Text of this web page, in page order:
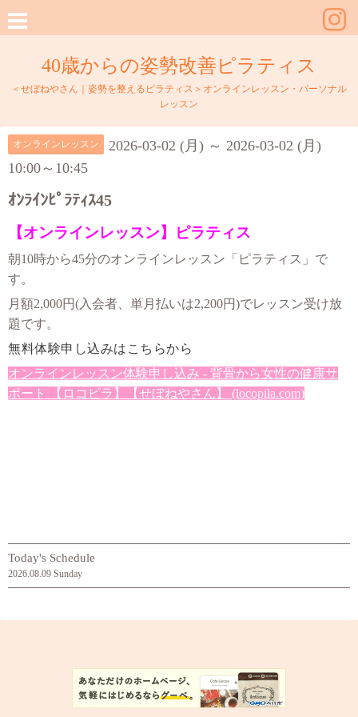
40歳からの姿勢改善ピラティス
＜せぼねやさん｜姿勢を整えるピラティス＞オンラインレッスン・パーソナル
レッスン
オンラインレッスン
2026-03-02 (月) ～ 2026-03-02 (月)
10:00～10:45
ｵﾝﾗｲﾝﾋﾟﾗﾃｨｽ45
【オンラインレッスン】ピラティス
朝10時から45分のオンラインレッスン「ピラティス」で
す。
月額2,000円(入会者、単月払いは2,200円)でレッスン受け放
題です。
無料体験申し込みはこちらから
オンラインレッスン体験申し込み - 背骨から女性の健康サ
ポート 【ロコピラ】【せぼねやさん】 (locopila.com)
Today's Schedule
2026.08.09 Sunday